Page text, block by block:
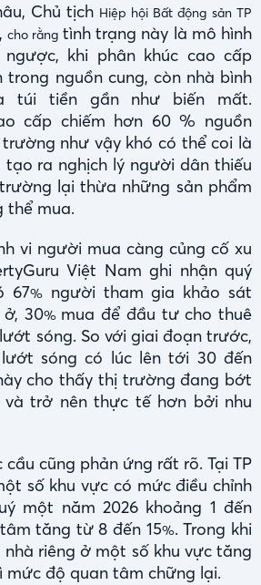
Chủ tịch Hiệp hội Bất động sản TP
, cho rằngtình trạng này là mô hình
khi phân khúc cao cấp
nguồn cung, còn nhà bình
túi tiền gần như biến mất.
cấp chiếm hơn 60 % nguồn
như vậy khó có thể coi là
tạo ra nghịch lý người dân thiếu
lại thừa những sản phẩm
thể mua.
vi người mua càng củng cố xu
Việt Nam ghi nhận quý
67% người tham gia khảo sát
30% mua để đầu tư cho thuê
sóng. So với giai đoạn trước,
sóng có lúc lên tới 30 đến
cho thấy thị trường đang bớt
và trở nên thực tế hơn bởi nhu
cũng phản ứng rất rõ. Tại TP
số khu vực có mức điều chỉnh
một năm 2026 khoảng 1 đến
tăng từ 8 đến 15%. Trong khi
riêng ở một số khu vực tăng
mức độ quan tâm chững lại.